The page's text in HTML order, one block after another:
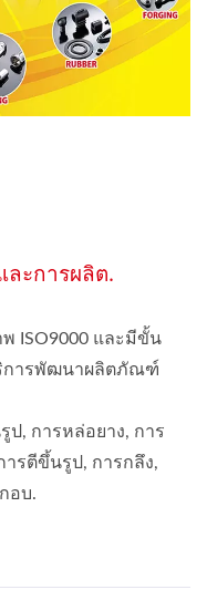
ะการผลิต.
ISO9000 และมีขั้น
การพัฒนาผลิตภัณฑ์
ป, การหล่อยาง, การ
รตีขึ้นรูป, การกลึง,
อบ.